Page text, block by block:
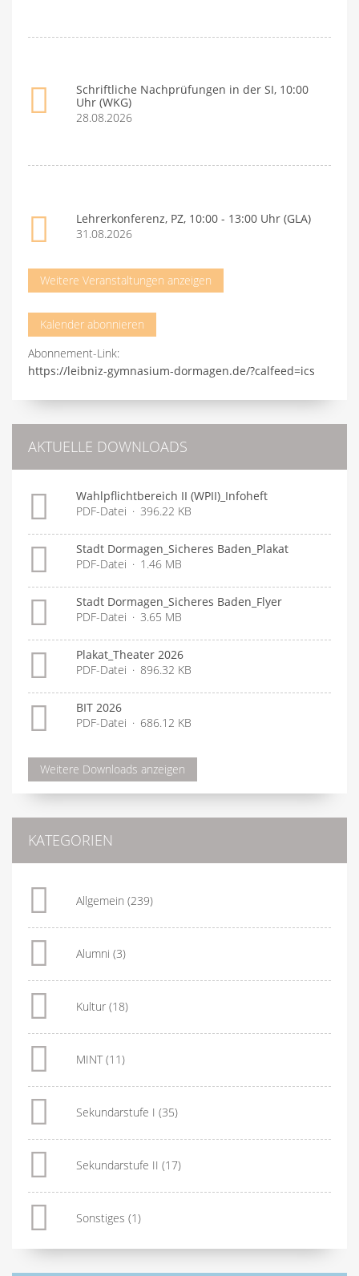
Schriftliche Nachprüfungen in der SI, 10:00
Uhr (WKG)
28.08.2026
Lehrerkonferenz, PZ, 10:00 - 13:00 Uhr (GLA)
31.08.2026
Weitere Veranstaltungen anzeigen
Kalender abonnieren
Abonnement-Link:
https://leibniz-gymnasium-dormagen.de/?calfeed=ics
AKTUELLE DOWNLOADS
Wahlpflichtbereich II (WPII)_Infoheft
PDF-Datei
396.22 KB
Stadt Dormagen_Sicheres Baden_Plakat
PDF-Datei
1.46 MB
Stadt Dormagen_Sicheres Baden_Flyer
PDF-Datei
3.65 MB
Plakat_Theater 2026
PDF-Datei
896.32 KB
BIT 2026
PDF-Datei
686.12 KB
Weitere Downloads anzeigen
KATEGORIEN
Allgemein (239)
Alumni (3)
Kultur (18)
MINT(11)
Sekundarstufe I (35)
Sekundarstufe II (17)
Sonstiges (1)